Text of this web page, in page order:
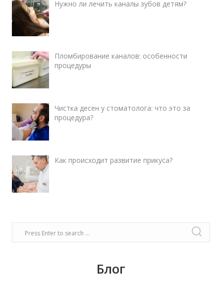
Нужно ли лечить каналы зубов детям?
Пломбирование каналов: особенности
процедуры
Чистка десен у стоматолога: что это за
процедура?
Как происходит развитие прикуса?
Блог